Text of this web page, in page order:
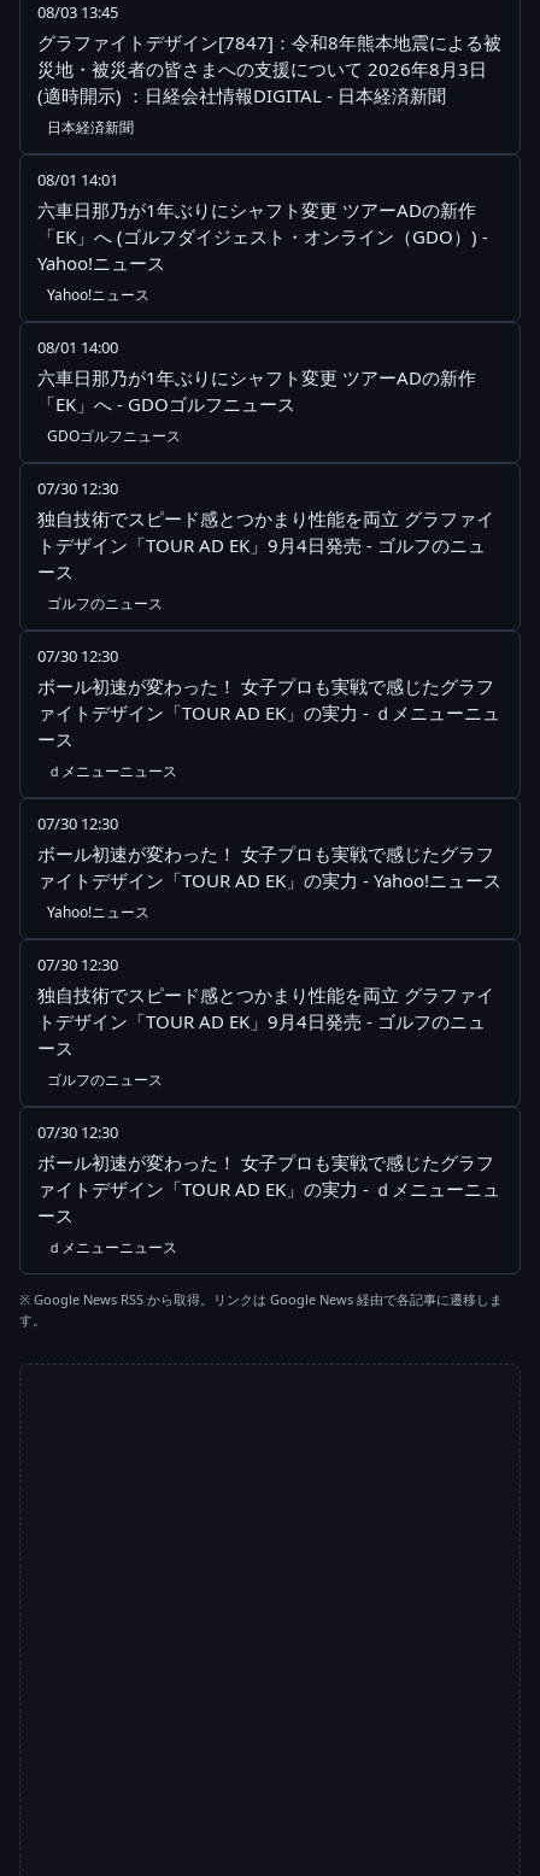
08/03 13:45
グラファイトデザイン[7847]：令和8年熊本地震による被
災地・被災者の皆さまへの支援について 2026年8月3日
(適時開示) ：日経会社情報DIGITAL - 日本経済新聞
日本経済新聞
08/01 14:01
六車日那乃が1年ぶりにシャフト変更 ツアーADの新作
「EK」へ (ゴルフダイジェスト・オンライン（GDO）) -
Yahoo!ニュース
Yahoo!ニュース
08/01 14:00
六車日那乃が1年ぶりにシャフト変更 ツアーADの新作
「EK」へ - GDOゴルフニュース
GDOゴルフニュース
07/30 12:30
独自技術でスピード感とつかまり性能を両立 グラファイ
トデザイン「TOUR AD EK」9月4日発売 - ゴルフのニュ
ース
ゴルフのニュース
07/30 12:30
ボール初速が変わった！ 女子プロも実戦で感じたグラフ
ァイトデザイン「TOUR AD EK」の実力 - ｄメニューニュ
ース
ｄメニューニュース
07/30 12:30
ボール初速が変わった！ 女子プロも実戦で感じたグラフ
ァイトデザイン「TOUR AD EK」の実力 - Yahoo!ニュース
Yahoo!ニュース
07/30 12:30
独自技術でスピード感とつかまり性能を両立 グラファイ
トデザイン「TOUR AD EK」9月4日発売 - ゴルフのニュ
ース
ゴルフのニュース
07/30 12:30
ボール初速が変わった！ 女子プロも実戦で感じたグラフ
ァイトデザイン「TOUR AD EK」の実力 - ｄメニューニュ
ース
ｄメニューニュース
※ Google News RSS から取得。リンクは Google News 経由で各記事に遷移しま
す。